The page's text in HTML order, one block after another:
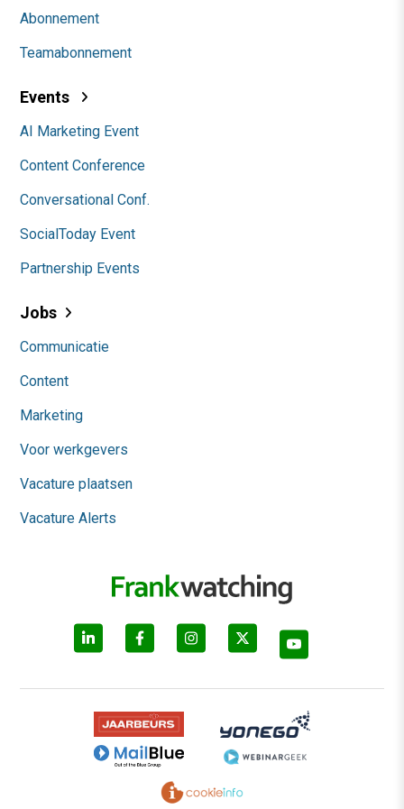
Abonnement
Teamabonnement
Events
AI Marketing Event
Content Conference
Conversational Conf.
SocialToday Event
Partnership Events
Jobs
Communicatie
Content
Marketing
Voor werkgevers
Vacature plaatsen
Vacature Alerts